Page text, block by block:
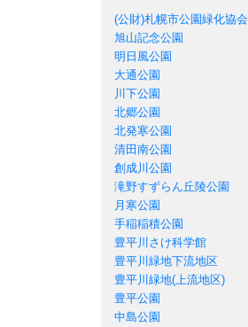
(公財)札幌市公園緑化協会
旭山記念公園
明日風公園
大通公園
川下公園
北郷公園
北発寒公園
清田南公園
創成川公園
滝野すずらん丘陵公園
月寒公園
手稲稲積公園
豊平川さけ科学館
豊平川緑地下流地区
豊平川緑地(上流地区)
豊平公園
中島公園